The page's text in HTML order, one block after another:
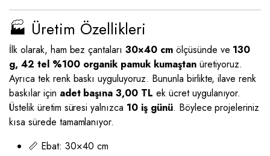
🏭 Üretim Özellikleri
İlk olarak, ham bez çantaları30×40 cmölçüsünde ve 130
g, 42 tel %100 organik pamuk kumaştanüretiyoruz.
Ayrıca tek renk baskı uyguluyoruz. Bununla birlikte, ilave renk
baskılar için adet başına 3,00 TL ek ücret uygulanıyor.
Üstelik üretim süresi yalnızca 10 iş günü. Böylece projeleriniz
kısa sürede tamamlanıyor.
📏 Ebat: 30×40 cm